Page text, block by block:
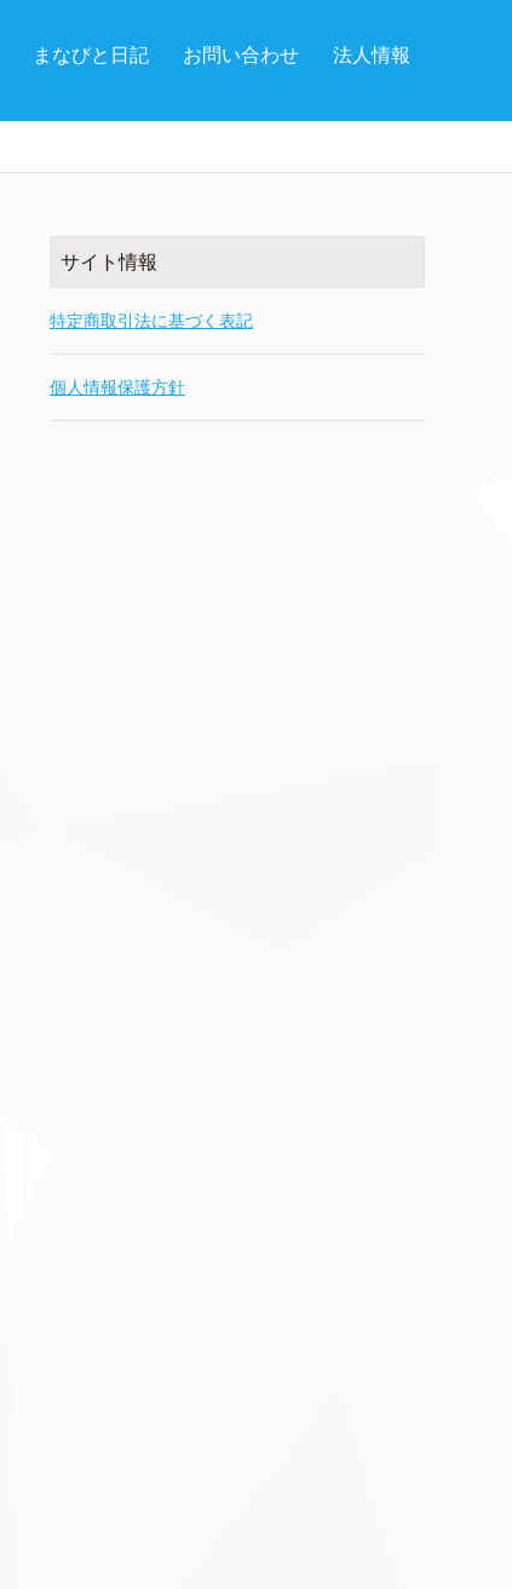
まなびと日記 お問い合わせ 法人情報
サイト情報
特定商取引法に基づく表記
個人情報保護方針